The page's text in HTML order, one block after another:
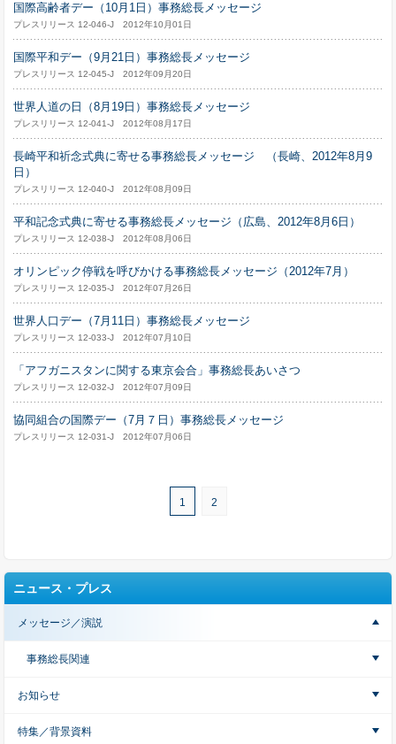
国際高齢者デー（10月1日）事務総長メッセージ
プレスリリース 12-046-J 2012年10月01日
国際平和デー（9月21日）事務総長メッセージ
プレスリリース 12-045-J 2012年09月20日
世界人道の日（8月19日）事務総長メッセージ
プレスリリース 12-041-J 2012年08月17日
長崎平和祈念式典に寄せる事務総長メッセージ （長崎、2012年8月9
日）
プレスリリース 12-040-J 2012年08月09日
平和記念式典に寄せる事務総長メッセージ（広島、2012年8月6日）
プレスリリース 12-038-J 2012年08月06日
オリンピック停戦を呼びかける事務総長メッセージ（2012年7月）
プレスリリース 12-035-J 2012年07月26日
世界人口デー（7月11日）事務総長メッセージ
プレスリリース 12-033-J 2012年07月10日
「アフガニスタンに関する東京会合」事務総長あいさつ
プレスリリース 12-032-J 2012年07月09日
協同組合の国際デー（7月７日）事務総長メッセージ
プレスリリース 12-031-J 2012年07月06日
1 2
ニュース・プレス
メッセージ／演説
事務総長関連
お知らせ
特集／背景資料